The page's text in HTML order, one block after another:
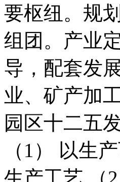
要枢纽。规
组团。产业
导，配套发
业、矿产加
园区十二五
（1） 以生
生产工艺 （